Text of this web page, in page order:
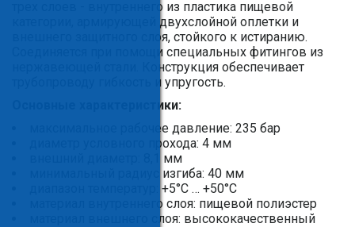
трех слоев - внутреннего из пластика пищевой
категории, армирующей двухслойной оплетки и
внешнего защитного слоя, стойкого к истиранию.
Соединяется при помощи специальных фитингов из
нержавеющей стали. Конструкция обеспечивает
трубопроводу гибкость и упругость.
Основные характеристики:
максимальное рабочее давление: 235 бар
диаметр условного прохода: 4 мм
внешний диаметр: 8,1 мм
минимальный радиус изгиба: 40 мм
диапазон температур: +5°С … +50°С
материал внутреннего слоя: пищевой полиэстер
материал внешнего слоя: высококачественный